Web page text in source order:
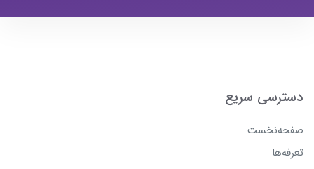
دسترسی سریع
صفحه‌نخست
تعرفه‌ها